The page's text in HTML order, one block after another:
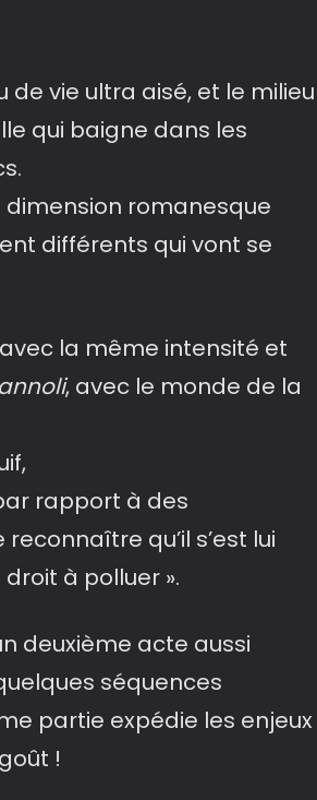
de vie ultra aisé, et le milieu
qui baigne dans les
romanesque
différents qui vont se
la même intensité et
, avec le monde de la
rapport à des
qu’il s’est lui
à polluer ».
deuxième acte aussi
séquences
partie expédie les enjeux
!